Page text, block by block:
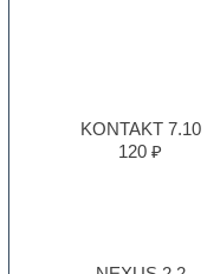
KONTAKT 7.10
120 ₽